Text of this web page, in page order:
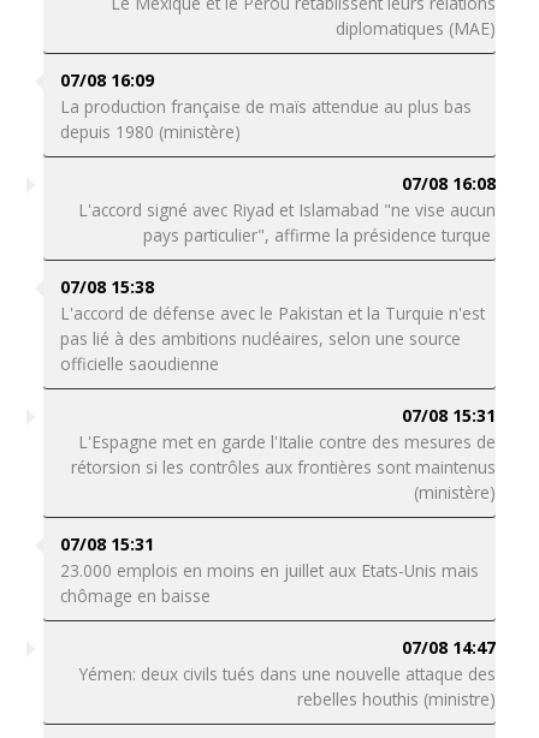
diplomatiques (MAE)
07/08 16:09
La production française de maïs attendue au plus bas
depuis 1980 (ministère)
07/08 16:08
L'accord signé avec Riyad et Islamabad "ne vise aucun
pays particulier", affirme la présidence turque
07/08 15:38
L'accord de défense avec le Pakistan et la Turquie n'est
pas lié à des ambitions nucléaires, selon une source
officielle saoudienne
07/08 15:31
L'Espagne met en garde l'Italie contre des mesures de
rétorsion si les contrôles aux frontières sont maintenus
(ministère)
07/08 15:31
23.000 emplois en moins en juillet aux Etats-Unis mais
chômage en baisse
07/08 14:47
Yémen: deux civils tués dans une nouvelle attaque des
rebelles houthis (ministre)